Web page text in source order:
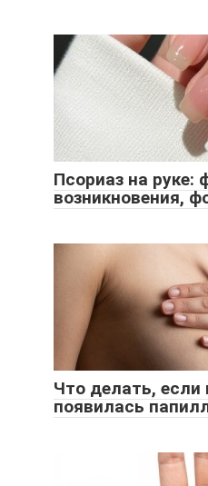
Псориаз на руке:
возникновения,
Что делать, если
появилась